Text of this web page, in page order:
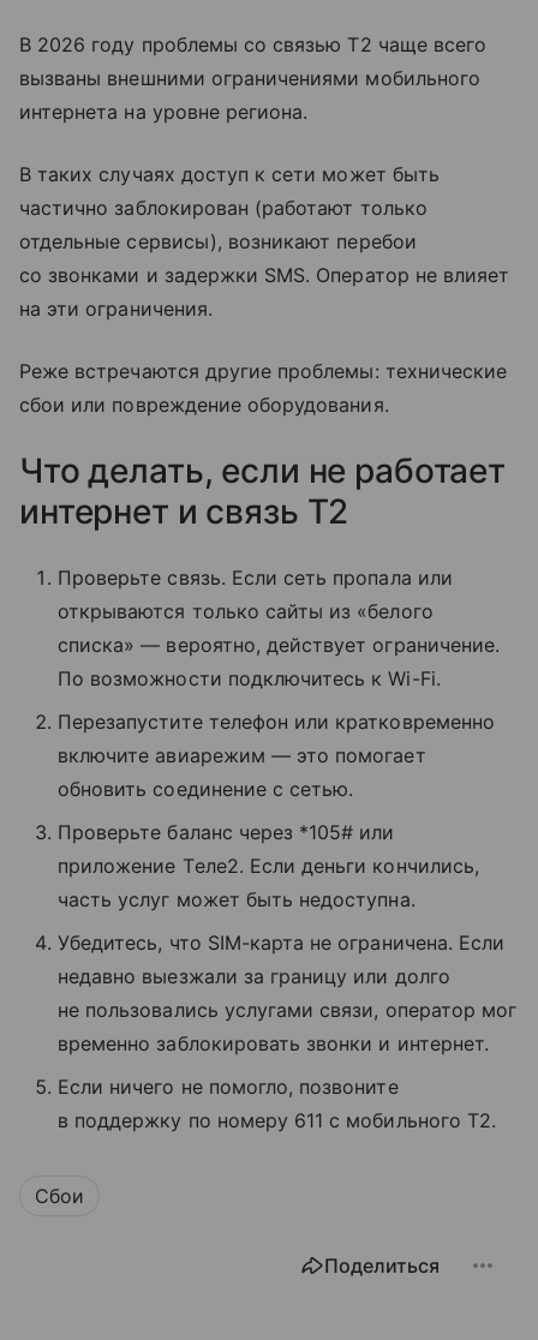
В 2026 году проблемы со связью T2 чаще всего
вызваны внешними ограничениями мобильного
интернета на уровне региона.
В таких случаях доступ к сети может быть
частично заблокирован (работают только
отдельные сервисы), возникают перебои
со звонками и задержки SMS. Оператор не влияет
на эти ограничения.
Реже встречаются другие проблемы: технические
сбои или повреждение оборудования.
Что делать, если не работает
интернет и связь T2
Проверьте связь. Если сеть пропала или
открываются только сайты из «белого
списка» — вероятно, действует ограничение.
По возможности подключитесь к Wi-Fi.
Перезапустите телефон или кратковременно
включите авиарежим — это помогает
обновить соединение с сетью.
Проверьте баланс через *105# или
приложение Tеле2. Если деньги кончились,
часть услуг может быть недоступна.
Убедитесь, что SIM-карта не ограничена. Если
недавно выезжали за границу или долго
не пользовались услугами связи, оператор мог
временно заблокировать звонки и интернет.
Если ничего не помогло, позвоните
в поддержку по номеру 611 с мобильного T2.
Сбои
Поделиться